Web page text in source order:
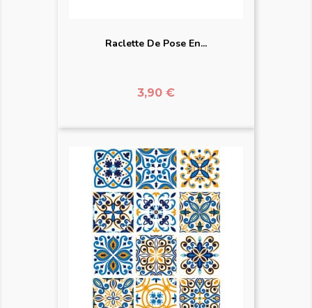
Raclette De Pose En...
Prix
3,90 €